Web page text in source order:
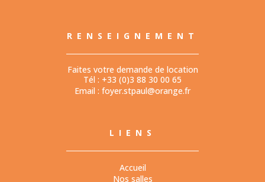
RENSEIGNEMENT
Faites votre demande de location
Tél : +33 (0)3 88 30 00 65
Email : foyer.stpaul@orange.fr
LIENS
Accueil
Nos salles